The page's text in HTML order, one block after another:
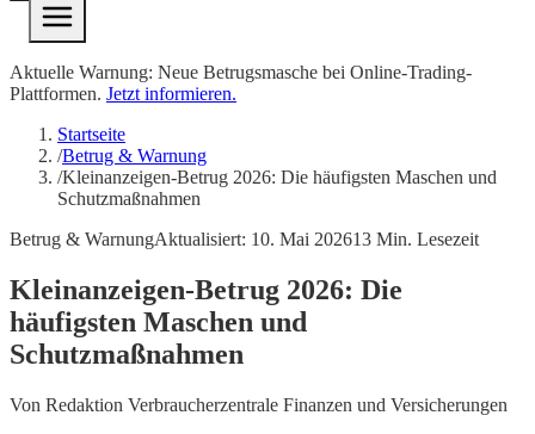
Aktuelle Warnung: Neue Betrugsmasche bei Online-Trading-
Plattformen. Jetzt informieren.
Startseite
/Betrug & Warnung
/Kleinanzeigen-Betrug 2026: Die häufigsten Maschen und
Schutzmaßnahmen
Betrug & WarnungAktualisiert: 10. Mai 202613 Min. Lesezeit
Kleinanzeigen-Betrug 2026: Die
häufigsten Maschen und
Schutzmaßnahmen
Von Redaktion Verbraucherzentrale Finanzen und Versicherungen